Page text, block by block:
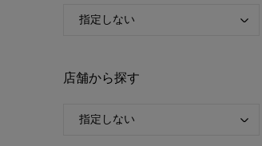
店舗から探す